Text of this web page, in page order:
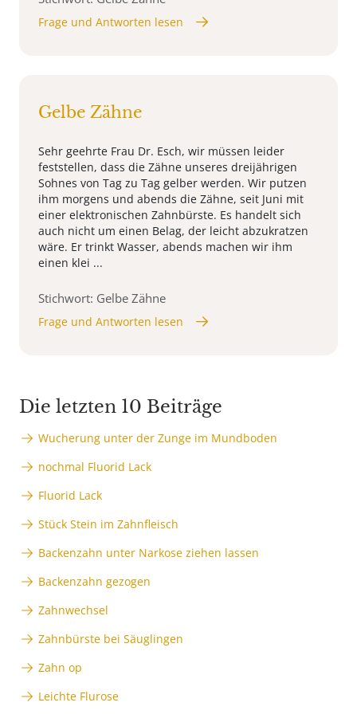
Frage und Antworten lesen
Gelbe Zähne
Sehr geehrte Frau Dr. Esch, wir müssen leider
feststellen, dass die Zähne unseres dreijährigen
Sohnes von Tag zu Tag gelber werden. Wir putzen
ihm morgens und abends die Zähne, seit Juni mit
einer elektronischen Zahnbürste. Es handelt sich
auch nicht um einen Belag, der leicht abzukratzen
wäre. Er trinkt Wasser, abends machen wir ihm
einen klei ...
Stichwort: Gelbe Zähne
Frage und Antworten lesen
Die letzten 10 Beiträge
Wucherung unter der Zunge im Mundboden
nochmal Fluorid Lack
Fluorid Lack
Stück Stein im Zahnfleisch
Backenzahn unter Narkose ziehen lassen
Backenzahn gezogen
Zahnwechsel
Zahnbürste bei Säuglingen
Zahn op
Leichte Flurose